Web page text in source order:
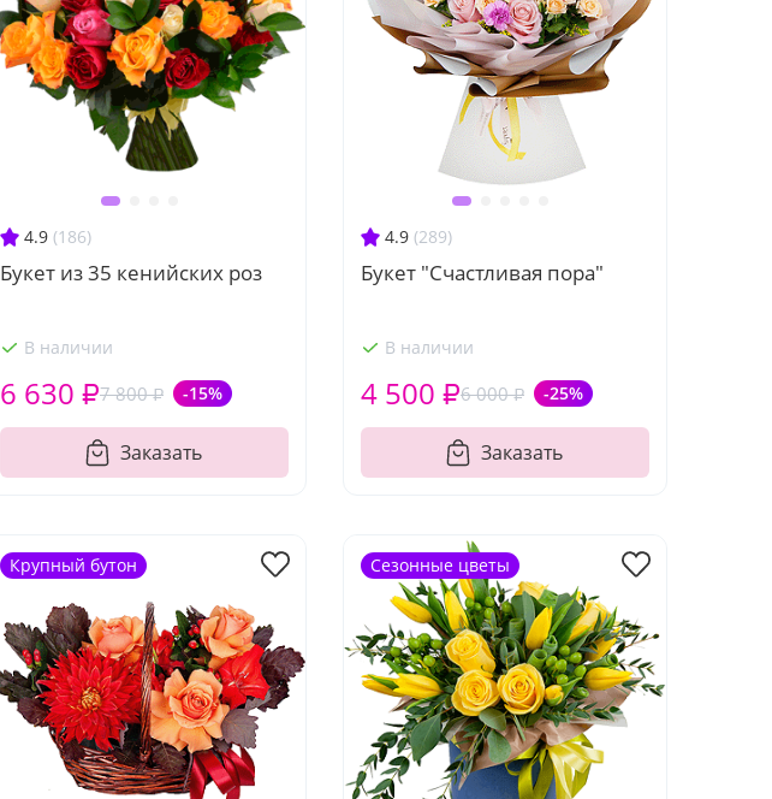
4.9 (186)
Букет из 35 кенийских роз
В наличии
7 800 ₽ -15%
6 630 ₽
Заказать
4.9 (289)
Букет "Счастливая пора"
В наличии
6 000 ₽ -25%
4 500 ₽
Заказать
Крупный бутон Сезонные цветы